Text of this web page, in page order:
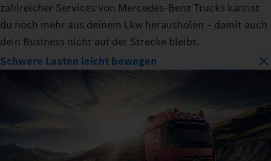
zahlreicher Services von Mercedes‑Benz Trucks kannst
du noch mehr aus deinem Lkw herausholen – damit auch
dein Business nicht auf der Strecke bleibt.
Schwere Lasten leicht bewegen